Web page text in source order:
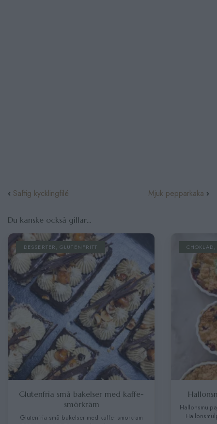
Saftig kycklingfilé Mjuk pepparkaka
Du kanske också gillar...
DESSERTER,GLUTENFRITT
Glutenfria små bakelser med kaffe-
smörkräm
Glutenfria små bakelser med kaffe- smörkräm
CHOKLAD,